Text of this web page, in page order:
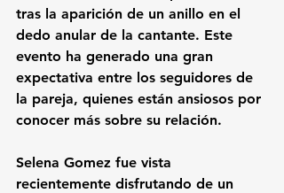
tras la aparición de un anillo en el
dedo anular de la cantante. Este
evento ha generado una gran
expectativa entre los seguidores de
la pareja, quienes están ansiosos por
conocer más sobre su relación.
Selena Gomez fue vista
recientemente disfrutando de un